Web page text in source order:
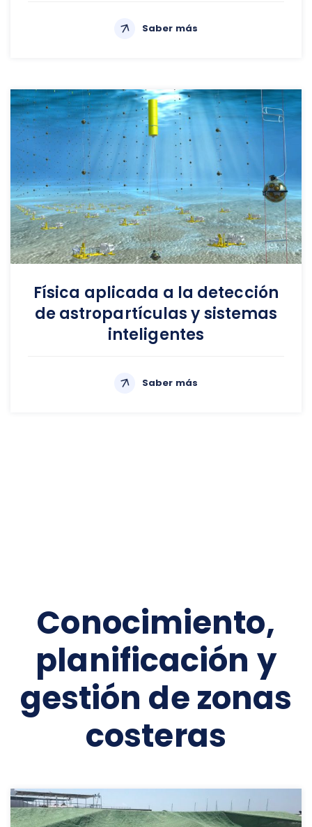
Saber más
Física aplicada a la detección
de astropartículas y sistemas
inteligentes
Saber más
Conocimiento,
planificación y
gestión de zonas
costeras